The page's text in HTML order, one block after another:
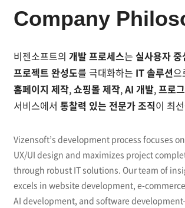
Company
비젠소프트의 개발 프로세스는 실사용자
프로젝트 완성도를 극대화하는 IT 솔루션으
홈페이지 제작,쇼핑몰 제작,AI 개발,프로
서비스에서 통찰력 있는 전문가 조직이 최
Vizensoft’s development process focuses
UX/UI design and maximizes project
through robust IT solutions. Our team of
excels in website development, e-
AI development, and software